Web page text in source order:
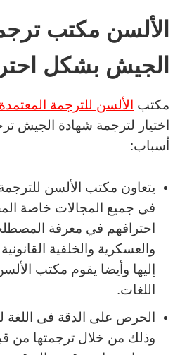
الألسن مكتب
الجيش بشكل
مكتب الألسن للترجمة
اختيار لترجمة شهادة الجيش
أسباب:
يتعاون مكتب الألسن
فى جميع المجالات خاصة
احترافهم في معرفة
والعسكرية والخلفية
إليها وأيضا يقوم مكتب
اللغات.
الحرص على الدقة فى
وذلك من خلال ترجمتها من